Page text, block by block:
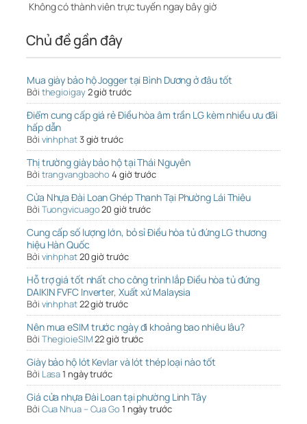
Không có thành viên trực tuyến ngay bây giờ
Chủ đề gần đây
Mua giày bảo hộ Jogger tại Bình Dương ở đâu tốt
Bởi thegioigay2 giờ trước
Điểm cung cấp giá rẻ Điều hòa âm trần LG kèm nhiều ưu đãi
hấp dẫn
Bởi vinhphat3 giờ trước
Thị trường giày bảo hộ tại Thái Nguyên
Bởi trangvangbaoho 4 giờ trước
Cửa Nhựa Đài Loan Ghép Thanh Tại Phường Lái Thiêu
Bởi Tuongvicuago20 giờ trước
Cung cấp số lượng lớn, bỏ sỉ Điều hòa tủ đứng LG thương
hiệu Hàn Quốc
Bởi vinhphat20 giờ trước
Hỗ trợ giá tốt nhất cho công trình lắp Điều hòa tủ đứng
DAIKIN FVFC Inverter, Xuất xứ Malaysia
Bởi vinhphat22 giờ trước
Nên mua eSIM trước ngày đi khoảng bao nhiêu lâu?
Bởi ThegioieSIM22 giờ trước
Giày bảo hộ lót Kevlar và lót thép loại nào tốt
Bởi Lasa1 ngày trước
Giá cửa nhựa Đài Loan tại phường Linh Tây
Bởi Cua Nhua – Cua Go 1 ngày trước